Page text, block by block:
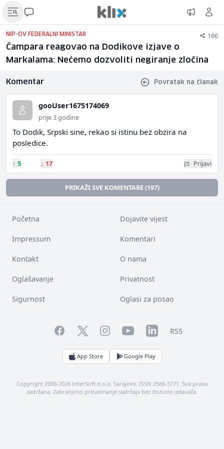
NIP-OV FEDERALNI MINISTAR 166
Čampara reagovao na Dodikove izjave o
Markalama: Nećemo dozvoliti negiranje zločina
Komentar Povratak na članak
gooUser1675174069
prije 3 godine
To Dodik, Srpski sine, rekao si istinu bez obzira na
posledice.
↑ 5 ↓ 17 Prijavi
PRIKAŽI SVE KOMENTARE (197)
Početna Dojavite vijest
Impressum Komentari
Kontakt O nama
Oglašavanje Privatnost
Sigurnost Oglasi za posao
FacebookTwitterInstagramYouTubeLinkedInRSS
App Store Google Play
Copyright 2000-2026 InterSoft d.o.o. Sarajevo. ISSN 2566-3771. Sva prava
zadržana. Zabranjeno preuzimanje sadržaja bez dozvole izdavača.